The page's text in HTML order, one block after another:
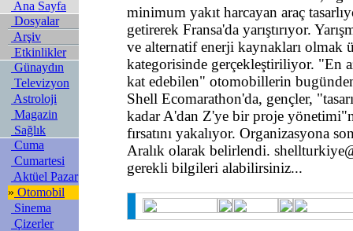
Ana Sayfa
Dosyalar
Arşiv
Etkinlikler
Günaydın
Televizyon
Astroloji
Magazin
Sağlık
Cuma
Cumartesi
Aktüel Pazar
» Otomobil
Sinema
Çizerler
minimum yakıt harcayan araç
getirerek Fransa'da yarıştırıyor.
ve alternatif enerji kaynakları olmak
kategorisinde gerçekleştiriliyor. "En
kat edebilen" otomobillerin
Shell Ecomarathon'da, gençler,
kadar A'dan Z'ye bir proje
fırsatını yakalıyor. Organizasyona
Aralık olarak belirlendi.
gerekli bilgileri alabilirsiniz...